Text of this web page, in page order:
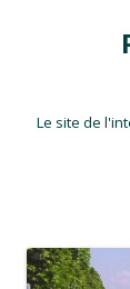
Le site de